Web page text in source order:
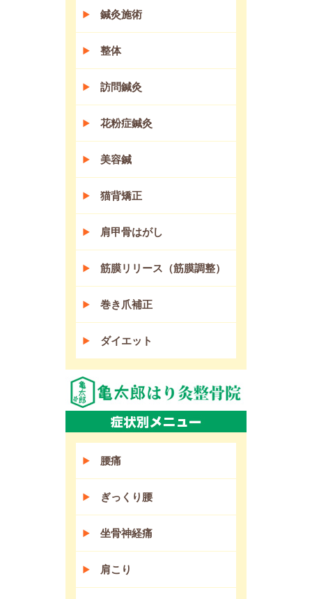
鍼灸施術
整体
訪問鍼灸
花粉症鍼灸
美容鍼
猫背矯正
肩甲骨はがし
筋膜リリース（筋膜調整）
巻き爪補正
ダイエット
腰痛
ぎっくり腰
坐骨神経痛
肩こり